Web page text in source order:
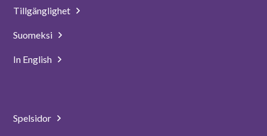
Tillgänglighet
Suomeksi
In English
Spelsidor